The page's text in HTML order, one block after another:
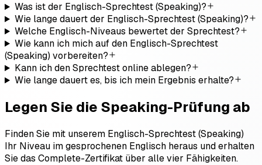
Was ist der Englisch-Sprechtest (Speaking)?
Wie lange dauert der Englisch-Sprechtest (Speaking)?
Welche Englisch-Niveaus bewertet der Sprechtest?
Wie kann ich mich auf den Englisch-Sprechtest
(Speaking) vorbereiten?
Kann ich den Sprechtest online ablegen?
Wie lange dauert es, bis ich mein Ergebnis erhalte?
Legen Sie die Speaking-Prüfung ab
Finden Sie mit unserem Englisch-Sprechtest (Speaking)
Ihr Niveau im gesprochenen Englisch heraus und erhalten
Sie das Complete-Zertifikat über alle vier Fähigkeiten.